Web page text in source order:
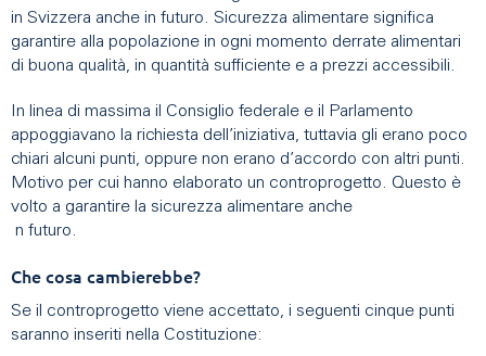
in Svizzera anche in futuro. Sicurezza alimentare significa
garantire alla popolazione in ogni momento derrate alimentari
di buona qualità, in quantità sufficiente e a prezzi accessibili.
In linea di massima il Consiglio federale e il Parlamento
appoggiavano la richiesta dell’iniziativa, tuttavia gli erano poco
chiari alcuni punti, oppure non erano d’accordo con altri punti.
Motivo per cui hanno elaborato un controprogetto. Questo è
volto a garantire la sicurezza alimentare anche
n futuro.
Che cosa cambierebbe?
Se il controprogetto viene accettato, i seguenti cinque punti
saranno inseriti nella Costituzione: